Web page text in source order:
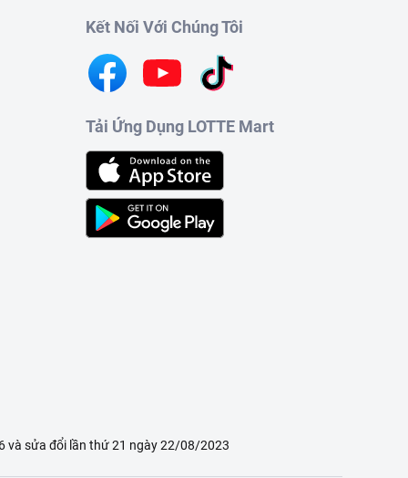
Kết Nối Với Chúng Tôi
Tải Ứng Dụng LOTTE Mart
và sửa đổi lần thứ 21 ngày 22/08/2023